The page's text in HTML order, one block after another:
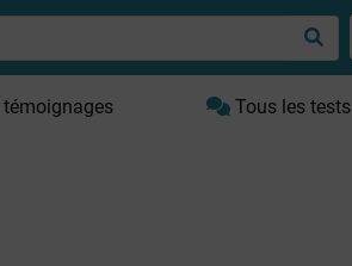
Tous les tests